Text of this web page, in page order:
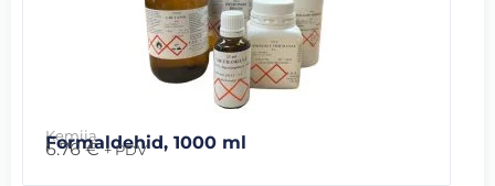
Kemija
Formaldehid, 1000 ml
6.76€ + PDV